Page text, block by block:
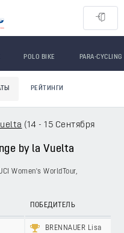
POLO BIKE PARA-CYCLING
РЕЙТИНГИ
(14 - 15 Сентября
by la Vuelta
Women's WorldTour,
ПОБЕДИТЕЛЬ
BRENNAUER Lisa